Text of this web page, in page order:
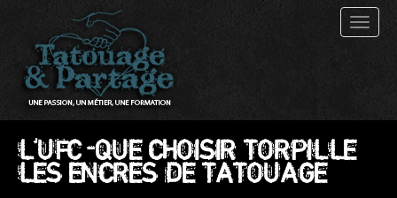
L’UFC-QUE CHOISIR TORPILLE
LES ENCRES DE TATOUAGE